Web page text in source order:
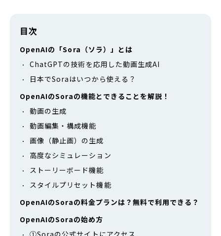
目次
OpenAIの「Sora（ソラ）」とは
ChatGPTの技術を応用した動画生成AI
日本でSoraはいつから使える？
OpenAIのSoraの機能とできることを解説！
動画の生成
動画編集・構成機能
画像（静止画）の生成
高度なシミュレーション
ストーリーボード機能
スタイルプリセット機能
OpenAIのSoraの料金プランは？無料で利用できる？
OpenAIのSoraの始め方